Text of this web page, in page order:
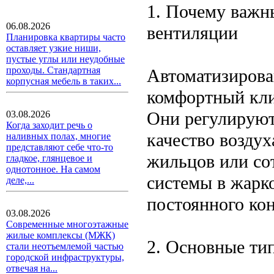
06.08.2026
Планировка квартиры часто
оставляет узкие ниши,
пустые углы или неудобные
проходы. Стандартная
корпусная мебель в таких...
03.08.2026
Когда заходит речь о
наливных полах, многие
представляют себе что-то
гладкое, глянцевое и
однотонное. На самом
деле,...
03.08.2026
Современные многоэтажные
жилые комплексы (МЖК)
стали неотъемлемой частью
городской инфраструктуры,
отвечая на...
1. Почему
вентиляции
комфортный
Они
качество
жильцов или
системы в
постоянного
2. Основные